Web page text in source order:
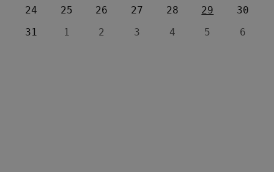
24
25 26 27 28 29
30
31
1 2 3 4 5 6